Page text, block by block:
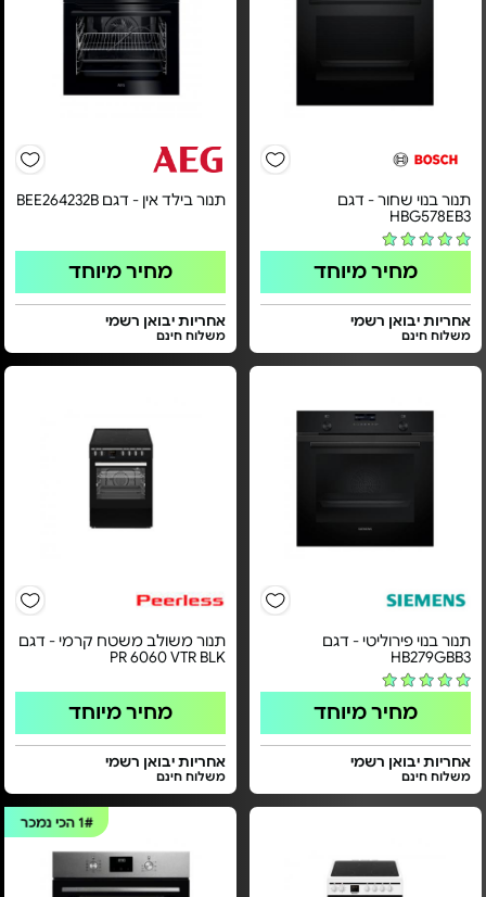
תנור בנוי שחור - דגם
HBG578EB3
מחיר מיוחד
אחריות יבואן רשמי
משלוח חינם
תנור בילד אין - דגם BEE264232B
מחיר מיוחד
אחריות יבואן רשמי
משלוח חינם
תנור בנוי פירוליטי - דגם
HB279GBB3
מחיר מיוחד
אחריות יבואן רשמי
משלוח חינם
תנור משולב משטח קרמי - דגם
PR 6060 VTR BLK
מחיר מיוחד
אחריות יבואן רשמי
משלוח חינם
1#הכי נמכר